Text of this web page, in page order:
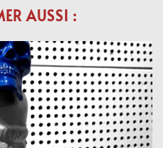
AUSSI :